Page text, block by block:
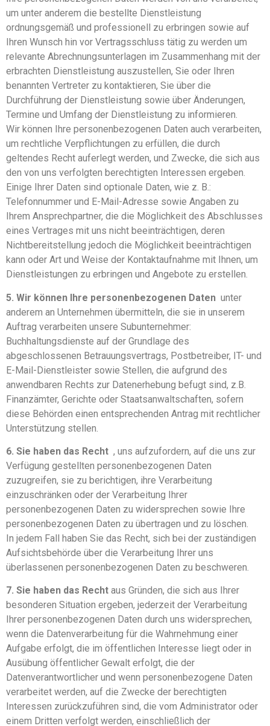
um unter anderem die bestellte Dienstleistung
ordnungsgemäß und professionell zu erbringen sowie auf
Ihren Wunsch hin vor Vertragsschluss tätig zu werden um
relevante Abrechnungsunterlagen im Zusammenhang mit der
erbrachten Dienstleistung auszustellen, Sie oder Ihren
benannten Vertreter zu kontaktieren, Sie über die
Durchführung der Dienstleistung sowie über Änderungen,
Termine und Umfang der Dienstleistung zu informieren.
Wir können Ihre personenbezogenen Daten auch verarbeiten,
um rechtliche Verpflichtungen zu erfüllen, die durch
geltendes Recht auferlegt werden, und Zwecke, die sich aus
den von uns verfolgten berechtigten Interessen ergeben.
Einige Ihrer Daten sind optionale Daten, wie z. B.:
Telefonnummer und E-Mail-Adresse sowie Angaben zu
Ihrem Ansprechpartner, die die Möglichkeit des Abschlusses
eines Vertrages mit uns nicht beeinträchtigen, deren
Nichtbereitstellung jedoch die Möglichkeit beeinträchtigen
kann oder Art und Weise der Kontaktaufnahme mit Ihnen, um
Dienstleistungen zu erbringen und Angebote zu erstellen.
5. Wir können Ihre personenbezogenen Daten unter
anderem an Unternehmen übermitteln, die sie in unserem
Auftrag verarbeiten unsere Subunternehmer:
Buchhaltungsdienste auf der Grundlage des
abgeschlossenen Betrauungsvertrags, Postbetreiber, IT- und
E-Mail-Dienstleister sowie Stellen, die aufgrund des
anwendbaren Rechts zur Datenerhebung befugt sind, z.B.
Finanzämter, Gerichte oder Staatsanwaltschaften, sofern
diese Behörden einen entsprechenden Antrag mit rechtlicher
Unterstützung stellen.
6. Sie haben das Recht , uns aufzufordern, auf die uns zur
Verfügung gestellten personenbezogenen Daten
zuzugreifen, sie zu berichtigen, ihre Verarbeitung
einzuschränken oder der Verarbeitung Ihrer
personenbezogenen Daten zu widersprechen sowie Ihre
personenbezogenen Daten zu übertragen und zu löschen.
In jedem Fall haben Sie das Recht, sich bei der zuständigen
Aufsichtsbehörde über die Verarbeitung Ihrer uns
überlassenen personenbezogenen Daten zu beschweren.
7. Sie haben das Recht aus Gründen, die sich aus Ihrer
besonderen Situation ergeben, jederzeit der Verarbeitung
Ihrer personenbezogenen Daten durch uns widersprechen,
wenn die Datenverarbeitung für die Wahrnehmung einer
Aufgabe erfolgt, die im öffentlichen Interesse liegt oder in
Ausübung öffentlicher Gewalt erfolgt, die der
Datenverantwortlicher und wenn personenbezogene Daten
verarbeitet werden, auf die Zwecke der berechtigten
Interessen zurückzuführen sind, die vom Administrator oder
einem Dritten verfolgt werden, einschließlich der